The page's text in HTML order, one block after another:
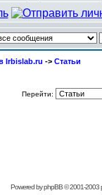
Irbislab.ru -> Статьи
Перейти:
Powered byphpBB© 2001-2003